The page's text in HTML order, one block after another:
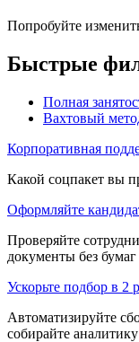
Попробуйте
Быстрые
Полная
Вахтовый
Корпоративная
Какой соцпакет вы
Оформляйте
Проверяйте
документы без
Ускорьте подбор в 2
Автоматизируйте
собирайте